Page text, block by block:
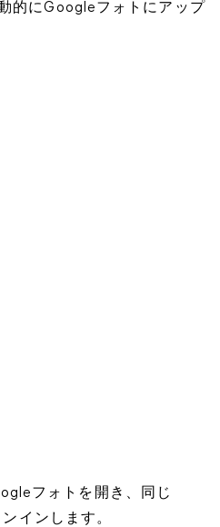
的にGoogleフォトにアップ
フォトを開き、同じ
インします。